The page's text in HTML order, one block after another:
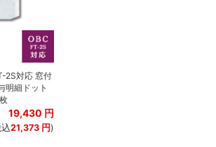
2S対応 窓付
明細ドット
19,430 円
21,373 円)